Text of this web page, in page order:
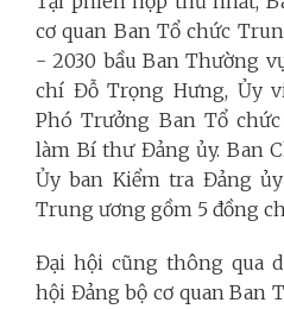
cơ quan Ban Tổ chức
- 2030 bầu Ban Thường
chí Đỗ Trọng Hưng, Ủy
Phó Trưởng Ban Tổ
làm Bí thư Đảng ủy. Ban
Ủy ban Kiểm tra Đảng
Trung ương gồm 5 đồng
Đại hội cũng thông qua
hội Đảng bộ cơ quan Ban